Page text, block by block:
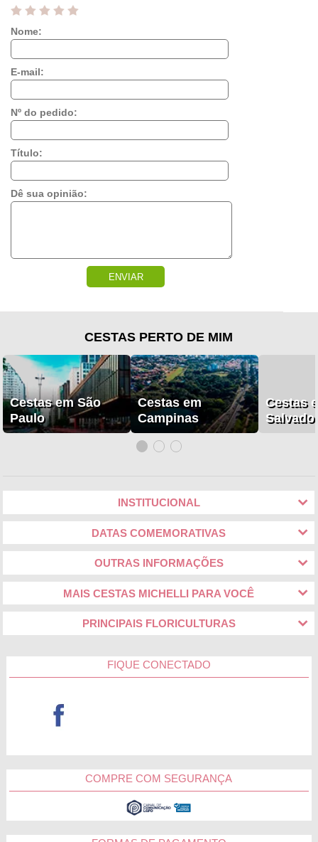
Nome:
E-mail:
Nº do pedido:
Título:
Dê sua opinião:
ENVIAR
CESTAS PERTO DE MIM
Cestas em São
Paulo
Cestas em
Campinas
Cestas
INSTITUCIONAL
DATAS COMEMORATIVAS
OUTRAS INFORMAÇÕES
MAIS CESTAS MICHELLI PARA VOCÊ
PRINCIPAIS FLORICULTURAS
FIQUE CONECTADO
COMPRE COM SEGURANÇA